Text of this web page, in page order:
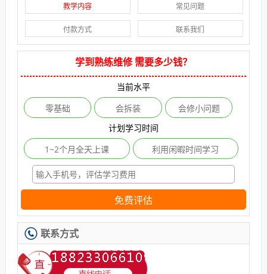
教学内容 常见问题
付款方式 联系我们
学到熟练维修 需要多少钱？
当前水平
零基础
会拆装
会修小问题
计划学习时间
1~2个月全天上课
利用闲暇时间学习
免费评估
联系方式